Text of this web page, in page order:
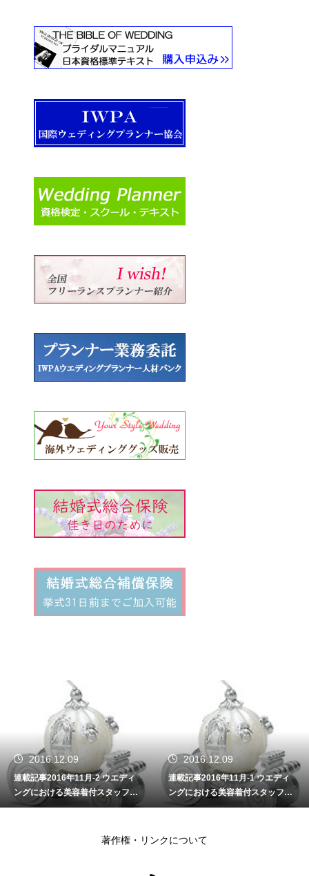
ウエディ
タッフの
2016.12.09
連載記事2016年11月-1 ウエディ
ングにおける美容着付スタッフの
重要性
2016.11.09
連載記事2016年10-
業（接客業）のプロ
術
著作権・リンクについて